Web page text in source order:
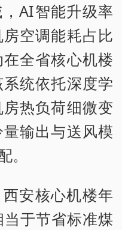
AI智能升级率
空调能耗占比
全省核心机楼
统依托深度学
热负荷细微变
输出与送风模
安核心机楼年
于节省标准煤